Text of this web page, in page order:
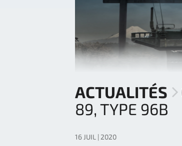
ACTUALITÉS
89, TYPE 96B
16 JUIL | 2020